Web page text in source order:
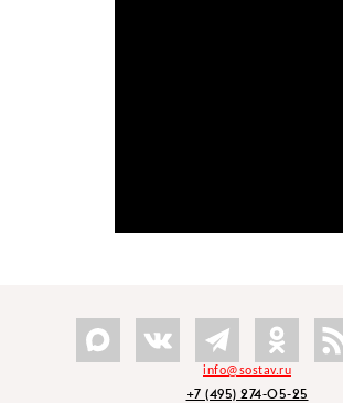
info@sostav.ru
+7 (495) 274-05-25